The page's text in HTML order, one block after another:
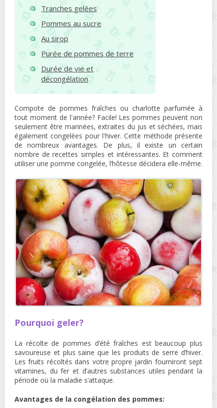
Tranches gelées
Pommes au sucre
Au sirop
Purée de pommes de terre
Durée de vie et
décongélation
Compote de pommes fraîches ou charlotte parfumée à
tout moment de l'année? Facile! Les pommes peuvent non
seulement être marinées, extraites du jus et séchées, mais
également congelées pour l'hiver. Cette méthode présente
de nombreux avantages. De plus, il existe un certain
nombre de recettes simples et intéressantes. Et comment
utiliser une pomme congelée, l’hôtesse décidera elle-même.
Pourquoi geler?
La récolte de pommes d’été fraîches est beaucoup plus
savoureuse et plus saine que les produits de serre d’hiver.
Les fruits récoltés dans votre propre jardin fourniront sept
vitamines, du fer et d’autres substances utiles pendant la
période où la maladie s’attaque.
Avantages de la congélation des pommes: